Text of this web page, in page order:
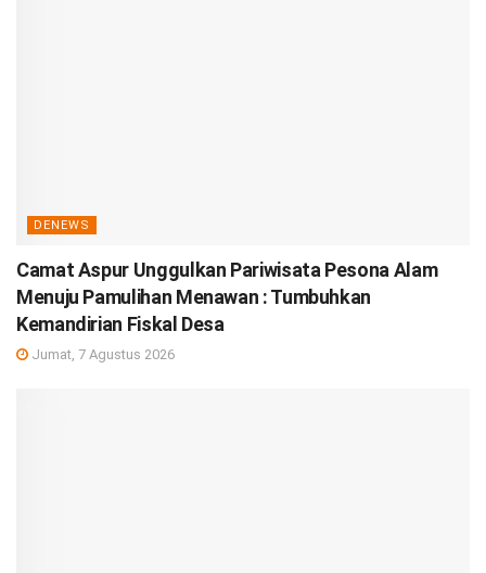
DENEWS
Camat Aspur Unggulkan Pariwisata Pesona Alam
Menuju Pamulihan Menawan : Tumbuhkan
Kemandirian Fiskal Desa
Jumat, 7 Agustus 2026